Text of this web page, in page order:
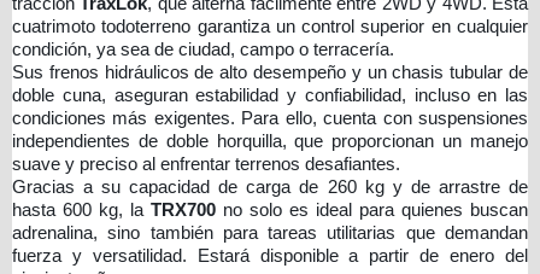
cuatrimoto todoterreno garantiza un control superior en cualquier
condición, ya sea de ciudad, campo o terracería.
Sus frenos hidráulicos de alto desempeño y un chasis tubular de
doble cuna, aseguran estabilidad y confiabilidad, incluso en las
condiciones más exigentes. Para ello, cuenta con suspensiones
independientes de doble horquilla, que proporcionan un manejo
suave y preciso al enfrentar terrenos desafiantes.
Gracias a su capacidad de carga de 260 kg y de arrastre de
hasta 600 kg, la TRX700 no solo es ideal para quienes buscan
adrenalina, sino también para tareas utilitarias que demandan
fuerza y versatilidad​. Estará disponible a partir de enero del